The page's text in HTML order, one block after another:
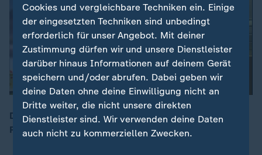
00:09
Der Bundestag hat die Ehe für alle beschlossen. Auch
Politiker der Union stimmten dafür.
Cookies und vergleichbare Techniken ein. Einige
der eingesetzten Techniken sind unbedingt
erforderlich für unser Angebot. Mit deiner
Zustimmung dürfen wir und unsere Dienstleister
darüber hinaus Informationen auf deinem Gerät
speichern und/oder abrufen. Dabei geben wir
deine Daten ohne deine Einwilligung nicht an
Dritte weiter, die nicht unsere direkten
Dienstleister sind. Wir verwenden deine Daten
auch nicht zu kommerziellen Zwecken.